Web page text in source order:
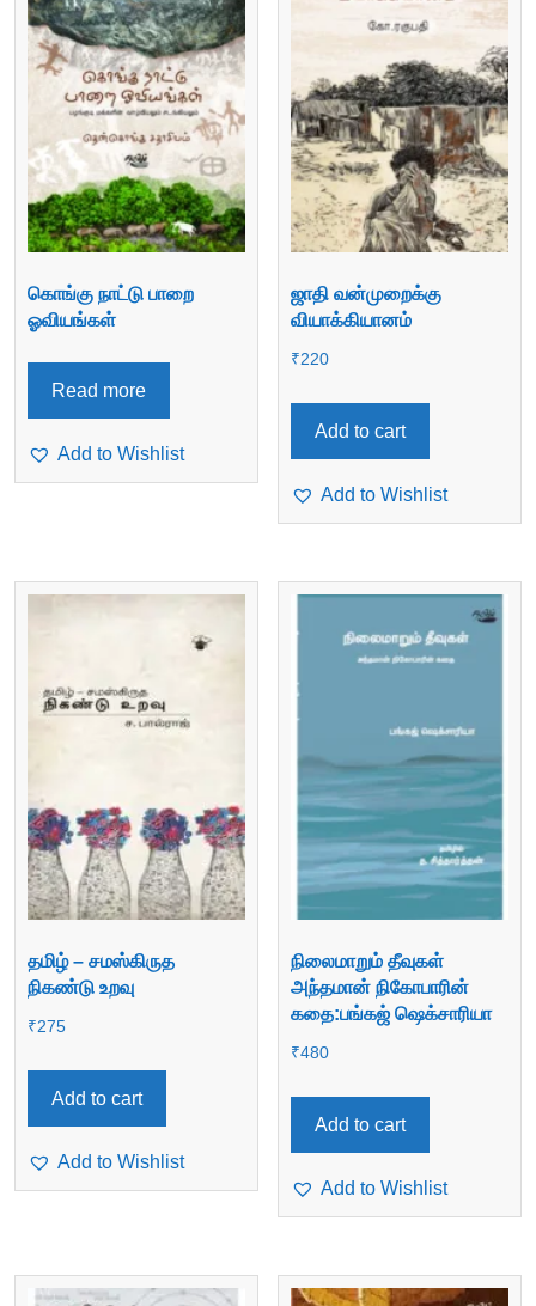
கொங்கு நாட்டு பாறை
ஓவியங்கள்
Read more
Add to Wishlist
ஜாதி வன்முறைக்கு
வியாக்கியானம்
₹220
Add to cart
Add to Wishlist
தமிழ் – சமஸ்கிருத
நிகண்டு உறவு
₹275
Add to cart
Add to Wishlist
நிலைமாறும் தீவுகள்
அந்தமான் நிகோபாரின்
கதை:பங்கஜ் ஷெக்சாரியா
₹480
Add to cart
Add to Wishlist